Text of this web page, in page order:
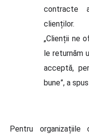
contracte
clienților.
„Clienții ne
le returnăm
acceptă,
bune”, a
Pentru